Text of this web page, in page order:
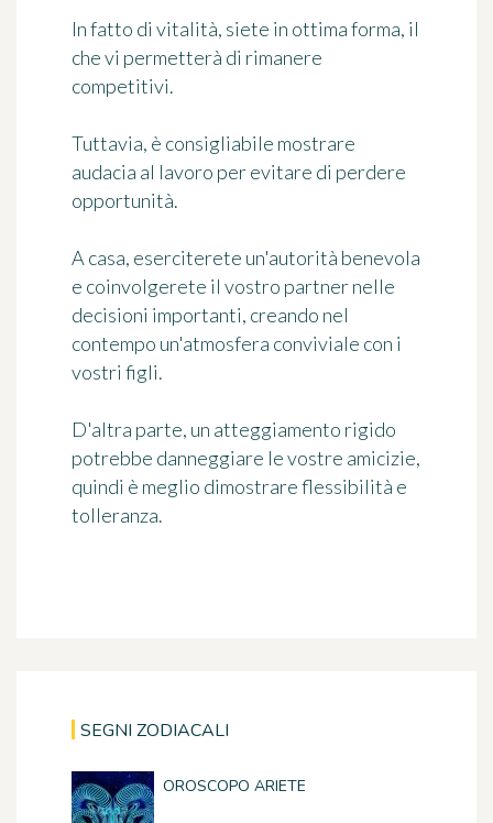
In fatto di vitalità, siete in ottima forma, il
che vi permetterà di rimanere
competitivi.
Tuttavia, è consigliabile mostrare
audacia al lavoro per evitare di perdere
opportunità.
A casa, eserciterete un'autorità benevola
e coinvolgerete il vostro partner nelle
decisioni importanti, creando nel
contempo un'atmosfera conviviale con i
vostri figli.
D'altra parte, un atteggiamento rigido
potrebbe danneggiare le vostre amicizie,
quindi è meglio dimostrare flessibilità e
tolleranza.
SEGNI ZODIACALI
OROSCOPO ARIETE